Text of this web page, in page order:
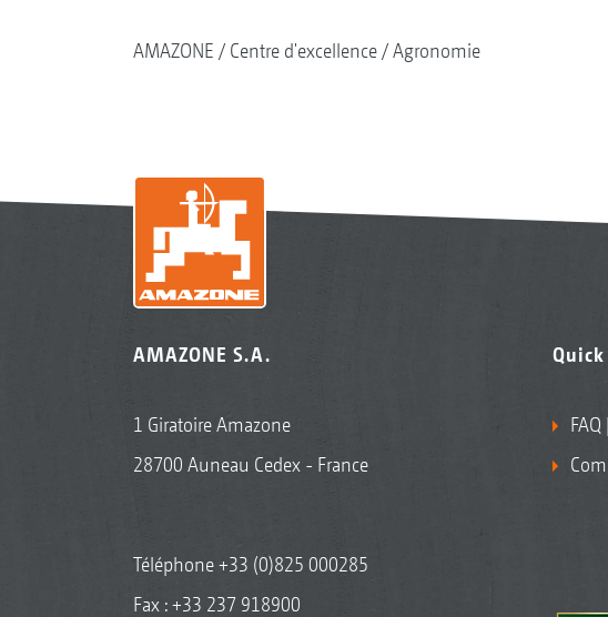
AMAZONE Centre d'excellence Agronomie
AMAZONE S.A.
1 Giratoire Amazone
28700 Auneau Cedex - France
Téléphone+33 (0)825 000285
Fax : +33 237 918900